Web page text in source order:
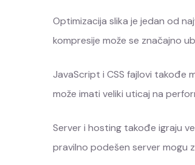
Optimizacija slika je jedan od
kompresije može se značajno
JavaScript i CSS fajlovi takođe
može imati veliki uticaj na
Server i hosting takođe igraju
pravilno podešen server mogu